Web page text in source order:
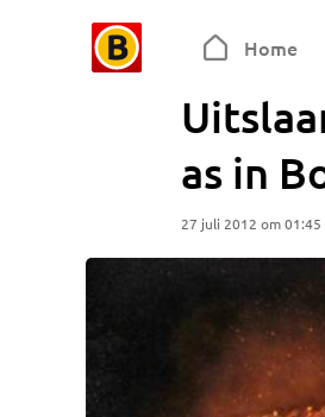
Home
as in
27 juli 2012 om